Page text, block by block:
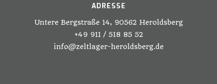
ADRESSE
Untere Bergstraße 14, 90562 Heroldsberg
+49 911 / 518 85 52
info@zeltlager-heroldsberg.de